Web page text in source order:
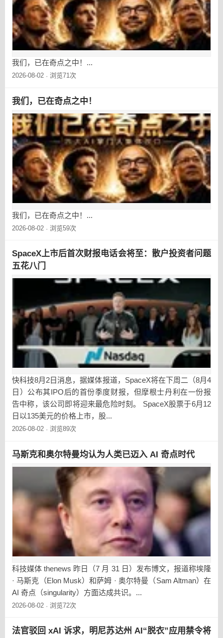
我们，已在奇点之中！...
2026-08-02 · 浏览71次
我们，已在奇点之中！
我们，已在奇点之中！...
2026-08-02 · 浏览59次
SpaceX上市后首次财报电话会将至：散户投资者问题
五花八门
快科技8月2日消息，据媒体报道，SpaceX将在下周二（8月4
日）公布其IPO后的首份季度财报，但摩根士丹利在一份报
告中称，该公司即将迎来最危险时刻。 SpaceX股票于6月12
日以135美元的价格上市，股...
2026-08-02 · 浏览89次
马斯克和奥尔特曼均认为人类已迈入 AI 奇点时代
科技媒体 thenews 昨日（7 月 31 日）发布博文，报道称埃隆
· 马斯克（Elon Musk）和萨姆 · 奥尔特曼（Sam Altman）在
AI 奇点（singularity）方面达成共识。...
2026-08-02 · 浏览72次
法官驳回 xAI 诉求，明尼苏达州 AI“脱衣”应用禁令将